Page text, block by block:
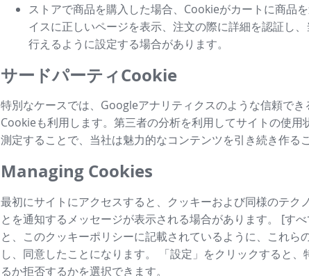
ストアで商品を購入した場合、Cookieがカートに商品
イスに正しいページを表示、注文の際に詳細を認証し
行えるように設定する場合があります。
サードパーティCookie
特別なケースでは、Googleアナリティクスのような信頼でき
Cookieも利用します。第三者の分析を利用してサイトの使用
測定することで、当社は魅力的なコンテンツを引き続き作る
Managing Cookies
最初にサイトにアクセスすると、クッキーおよび同様のテク
とを通知するメッセージが表示される場合があります。 [す
と、このクッキーポリシーに記載されているように、これら
し、同意したことになります。 「設定」をクリックすると
るか拒否するかを選択できます。